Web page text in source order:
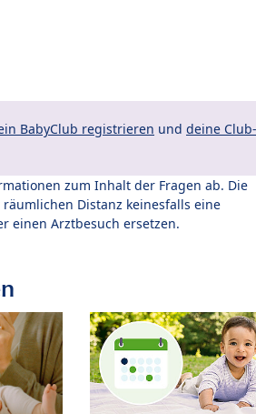
BabyClub registrieren und deine Club-
zum Inhalt der Fragen ab. Die
Distanz keinesfalls eine
einen Arztbesuch ersetzen.